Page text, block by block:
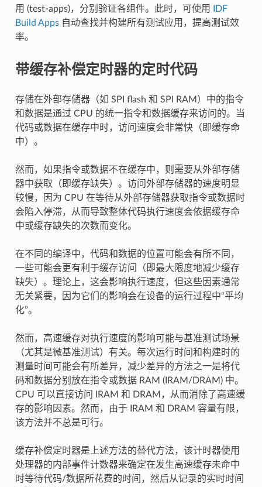
用 (test-apps)，分别验证各组件。此时，可使用
IDF
Build Apps自动查找并构建所有测试应用，提高测试效
率。
带缓存补偿定时器的定时代码
存储在外部存储器（如 SPI flash 和 SPI RAM）中的指令
和数据是通过 CPU 的统一指令和数据缓存来访问的。当
代码或数据在缓存中时，访问速度会非常快（即缓存命
中）。
然而，如果指令或数据不在缓存中，则需要从外部存储
器中获取（即缓存缺失）。访问外部存储器的速度明显
较慢，因为 CPU 在等待从外部存储器获取指令或数据时
会陷入停滞，从而导致整体代码执行速度会依据缓存命
中或缓存缺失的次数而变化。
在不同的编译中，代码和数据的位置可能会有所不同，
一些可能会更有利于缓存访问（即最大限度地减少缓存
缺失）。理论上，这会影响执行速度，但这些因素通常
无关紧要，因为它们的影响会在设备的运行过程中“平均
化”。
然而，高速缓存对执行速度的影响可能与基准测试场景
（尤其是微基准测试）有关。每次运行时间和构建时的
测量时间可能会有所差异，减少差异的方法之一是将代
码和数据分别放在指令或数据 RAM (IRAM/DRAM) 中。
CPU 可以直接访问 IRAM 和 DRAM，从而消除了高速缓
存的影响因素。然而，由于 IRAM 和 DRAM 容量有限，
该方法并不总是可行。
缓存补偿定时器是上述方法的替代方法，该计时器使用
处理器的内部事件计数器来确定在发生高速缓存未命中
时等待代码/数据所花费的时间，然后从记录的实时时间